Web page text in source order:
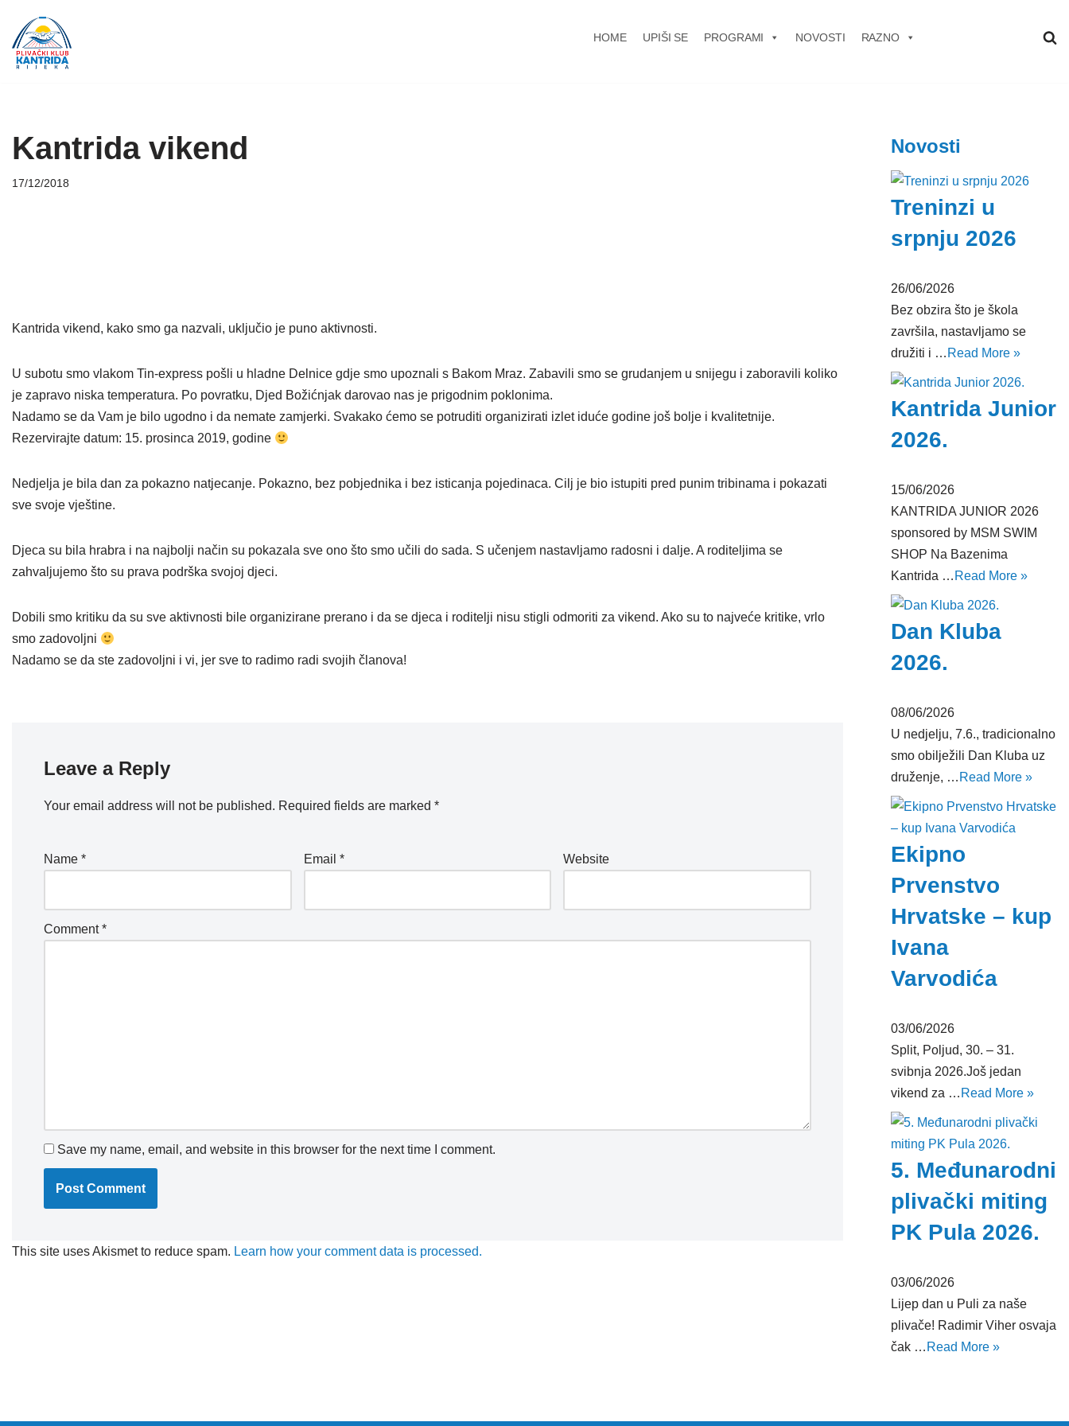
Skip
to
HOME UPIŠI SE PROGRAMI NOVOSTI RAZNO
Kantrida vikend
17/12/2018
Kantrida vikend, kako smo ga nazvali, uključio je puno aktivnosti.
U subotu smo vlakom Tin-express pošli u hladne Delnice gdje smo upoznali s Bakom Mraz. Zabavili smo se grudanjem u snijegu i zaboravili koliko
je zapravo niska temperatura. Po povratku, Djed Božićnjak darovao nas je prigodnim poklonima.
Nadamo se da Vam je bilo ugodno i da nemate zamjerki. Svakako ćemo se potruditi organizirati izlet iduće godine još bolje i kvalitetnije.
Rezervirajte datum: 15. prosinca 2019, godine
Nedjelja je bila dan za pokazno natjecanje. Pokazno, bez pobjednika i bez isticanja pojedinaca. Cilj je bio istupiti pred punim tribinama i pokazati
sve svoje vještine.
Djeca su bila hrabra i na najbolji način su pokazala sve ono što smo učili do sada. S učenjem nastavljamo radosni i dalje. A roditeljima se
zahvaljujemo što su prava podrška svojoj djeci.
Dobili smo kritiku da su sve aktivnosti bile organizirane prerano i da se djeca i roditelji nisu stigli odmoriti za vikend. Ako su to najveće kritike, vrlo
smo zadovoljni
Nadamo se da ste zadovoljni i vi, jer sve to radimo radi svojih članova!
Leave a Reply
Your email address will not be published. Required fields are marked *
Name * Email * Website
Comment*
Save my name, email, and website in this browser for the next time I comment.
This site uses Akismet to reduce spam. Learn how your comment data is processed.
Novosti
Treninzi u
srpnju 2026
26/06/2026
Bez obzira što je škola
završila, nastavljamo se
družiti i … Read More »
Kantrida Junior
2026.
15/06/2026
KANTRIDA JUNIOR 2026
sponsored by MSM SWIM
SHOP Na Bazenima
Kantrida … Read More »
Dan Kluba
2026.
08/06/2026
U nedjelju, 7.6., tradicionalno
smo obilježili Dan Kluba uz
druženje, … Read More »
Ekipno
Prvenstvo
Hrvatske – kup
Ivana
Varvodića
03/06/2026
Split, Poljud, 30. – 31.
svibnja 2026.Još jedan
vikend za … Read More »
5. Međunarodni
plivački miting
PK Pula 2026.
03/06/2026
Lijep dan u Puli za naše
plivače! Radimir Viher osvaja
čak … Read More »